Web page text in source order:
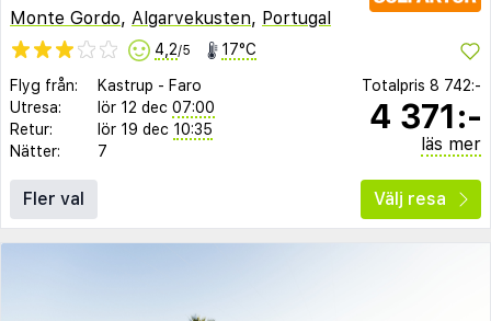
Monte Gordo, Algarvekusten, Portugal
4,2/5 17°C
Flyg från: Kastrup - Faro
Utresa:
lör 12 dec 07:00
Retur:
lör 19 dec 10:35
Nätter:
7
Totalpris 8 742:-
4 371:-
läs mer
Fler val Välj resa